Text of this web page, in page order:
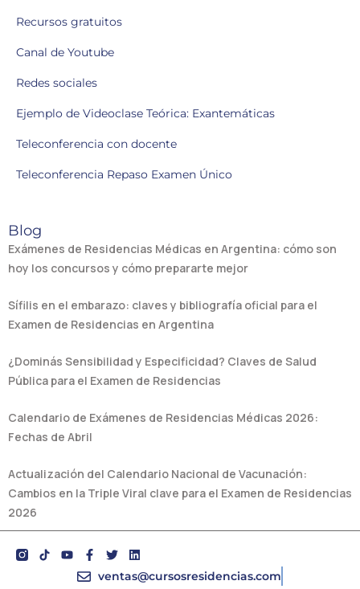
Recursos gratuitos
Canal de Youtube
Redes sociales
Ejemplo de Videoclase Teórica: Exantemáticas
Teleconferencia con docente
Teleconferencia Repaso Examen Único
Blog
Exámenes de Residencias Médicas en Argentina: cómo son
hoy los concursos y cómo prepararte mejor
Sífilis en el embarazo: claves y bibliografía oficial para el
Examen de Residencias en Argentina
¿Dominás Sensibilidad y Especificidad? Claves de Salud
Pública para el Examen de Residencias
Calendario de Exámenes de Residencias Médicas 2026:
Fechas de Abril
Actualización del Calendario Nacional de Vacunación:
Cambios en la Triple Viral clave para el Examen de Residencias
2026
Y
o
F
a
c
T
w
i
L
i
n
ventas@cursosresidencias.com